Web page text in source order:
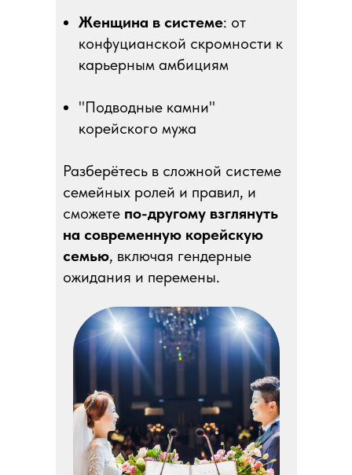
Женщина в системе: от
конфуцианской скромности к
карьерным амбициям
"Подводные камни"
корейского мужа
Разберётесь в сложной системе
семейных ролей и правил, и
сможете по-другому взглянуть
на современную корейскую
семью, включая гендерные
ожидания и перемены.